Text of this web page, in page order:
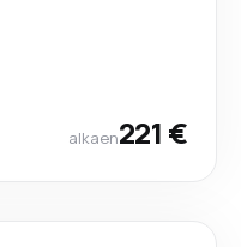
alkaen221 €